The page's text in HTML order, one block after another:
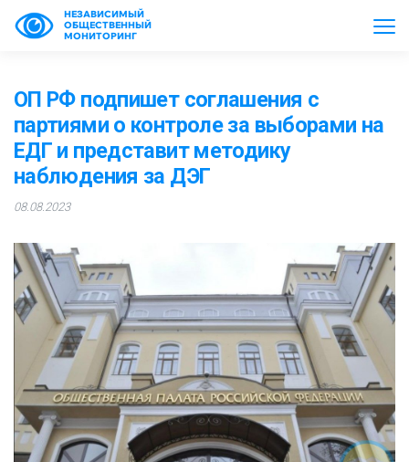
НЕЗАВИСИМЫЙ
ОБЩЕСТВЕННЫЙ
МОНИТОРИНГ
ОП РФ подпишет соглашения с
партиями о контроле за выборами на
ЕДГ и представит методику
наблюдения за ДЭГ
08.08.2023